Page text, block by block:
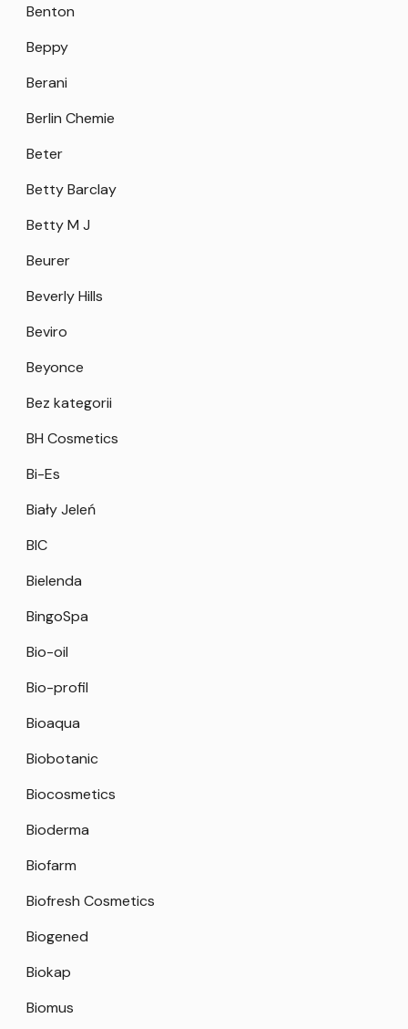
Benton
Beppy
Berani
Berlin Chemie
Beter
Betty Barclay
Betty M J
Beurer
Beverly Hills
Beviro
Beyonce
Bez kategorii
BH Cosmetics
Bi-Es
Biały Jeleń
BIC
Bielenda
BingoSpa
Bio-oil
Bio-profil
Bioaqua
Biobotanic
Biocosmetics
Bioderma
Biofarm
Biofresh Cosmetics
Biogened
Biokap
Biomus